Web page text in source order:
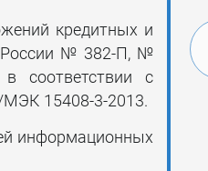
кредитных и
России № 382-П, №
соответствии с
МЭК 15408-3-2013.
информационных